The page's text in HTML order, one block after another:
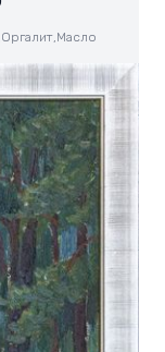
Оргалит,Масло